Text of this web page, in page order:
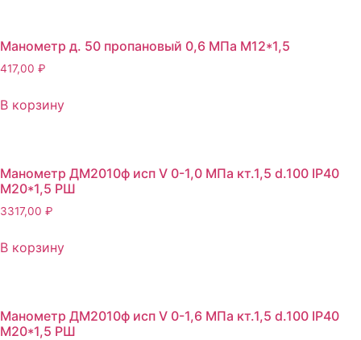
Манометр д. 50 пропановый 0,6 МПа М12*1,5
417,00 ₽
В корзину
Манометр ДМ2010ф исп V 0-1,0 МПа кт.1,5 d.100 IP40
M20*1,5 РШ
3317,00 ₽
В корзину
Манометр ДМ2010ф исп V 0-1,6 МПа кт.1,5 d.100 IP40
M20*1,5 РШ